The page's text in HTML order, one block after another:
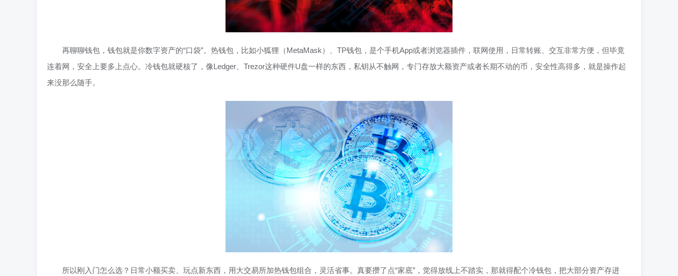
再聊聊钱包，钱包就是你数字资产的“口袋”。热钱包，比如小狐狸（MetaMask）、TP钱包，是个手机App或者浏览器插件，联网使用，日常转账、交互非常方便，但毕竟
连着网，安全上要多上点心。冷钱包就硬核了，像Ledger、Trezor这种硬件U盘一样的东西，私钥从不触网，专门存放大额资产或者长期不动的币，安全性高得多，就是操作起
来没那么随手。
所以刚入门怎么选？日常小额买卖、玩点新东西，用大交易所加热钱包组合，灵活省事。真要攒了点“家底”，觉得放线上不踏实，那就得配个冷钱包，把大部分资产存进